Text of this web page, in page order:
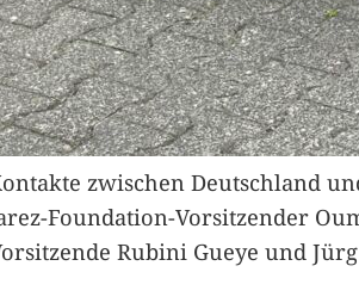
zwischen Deutschland
Foundation-Vorsitzender
Rubini Gueye und